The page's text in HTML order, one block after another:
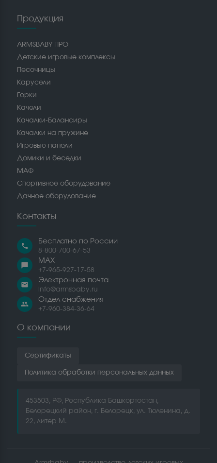
Продукция
ARMSBABY ПРО
Детские игровые комплексы
Песочницы
Карусели
Горки
Качели
Качалки-Балансиры
Качалки на пружине
Игровые панели
Домики и беседки
МАФ
Спортивное оборудование
Дачное оборудование
Контакты
call
Бесплатно по России
8-800-700-67-53
chat_bubble
MAX
+7-965-927-17-58
email
Электронная почта
info@armsbaby.ru
people
Отдел снабжения
+7-960-384-36-64
О компании
Сертификаты
Политика обработки персональных данных
453503, РФ, Республика Башкортостан,
Белорецкий район, г. Белорецк, ул. Тюленина, д.
22, литер М.